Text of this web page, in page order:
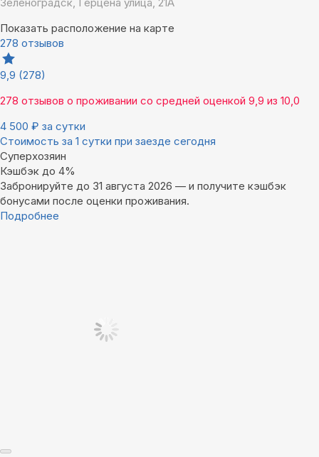
Зеленоградск, Герцена улица, 21А
Показать расположение на карте
278 отзывов
9,9 (278)
278 отзывов о проживании со средней оценкой 9,9 из 10,0
4 500 ₽ за сутки
Стоимость за 1 сутки при заезде сегодня
Суперхозяин
Кэшбэк до 4%
Забронируйте до 31 августа 2026 — и получите кэшбэк
бонусами после оценки проживания.
Подробнее